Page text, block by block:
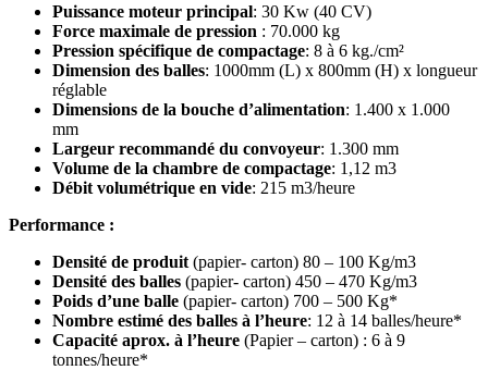
Puissance moteur principal: 30 Kw (40 CV)
Force maximale de pression : 70.000 kg
Pression spécifique de compactage: 8 à 6 kg./cm²
Dimension des balles: 1000mm (L) x 800mm (H) x longueur
réglable
Dimensions de la bouche d’alimentation: 1.400 x 1.000
mm
Largeur recommandé du convoyeur: 1.300 mm
Volume de la chambre de compactage: 1,12 m3
Débit volumétrique en vide: 215 m3/heure
Performance :
Densité de produit (papier- carton) 80 – 100 Kg/m3
Densité des balles (papier- carton) 450 – 470 Kg/m3
Poids d’une balle (papier- carton) 700 – 500 Kg*
Nombre estimé des balles à l’heure: 12 à 14 balles/heure*
Capacité aprox. à l’heure (Papier – carton) : 6 à 9
tonnes/heure*